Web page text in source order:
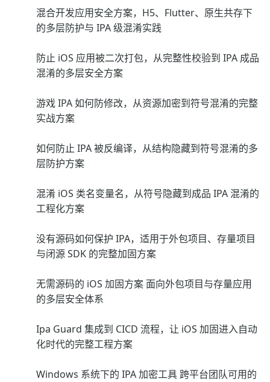
混合开发应用安全方案，H5、Flutter、原生共存下
的多层防护与 IPA 级混淆实践
防止 iOS 应用被二次打包，从完整性校验到 IPA 成品
混淆的多层安全方案
游戏 IPA 如何防修改，从资源加密到符号混淆的完整
实战方案
如何防止 IPA 被反编译，从结构隐藏到符号混淆的多
层防护方案
混淆 iOS 类名变量名，从符号隐藏到成品 IPA 混淆的
工程化方案
没有源码如何保护 IPA，适用于外包项目、存量项目
与闭源 SDK 的完整加固方案
无需源码的 iOS 加固方案 面向外包项目与存量应用
的多层安全体系
Ipa Guard 集成到 CICD 流程，让 iOS 加固进入自动
化时代的完整工程方案
Windows 系统下的 IPA 加密工具 跨平台团队可用的